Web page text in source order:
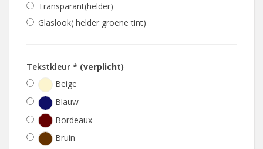
Transparant(helder)
Glaslook( helder groene tint)
Tekstkleur * (verplicht)
Beige
Blauw
Bordeaux
Bruin